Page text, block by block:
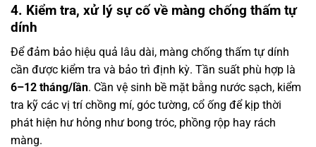
4. Kiểm tra, xử lý sự cố về màng chống thấm tự
dính
Để đảm bảo hiệu quả lâu dài, màng chống thấm tự dính
cần được kiểm tra và bảo trì định kỳ. Tần suất phù hợp là
6–12 tháng/lần. Cần vệ sinh bề mặt bằng nước sạch, kiểm
tra kỹ các vị trí chồng mí, góc tường, cổ ống để kịp thời
phát hiện hư hỏng như bong tróc, phồng rộp hay rách
màng.